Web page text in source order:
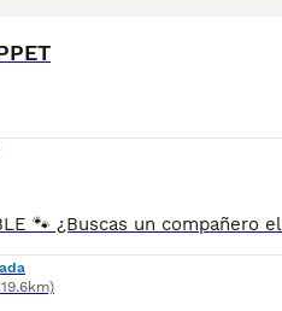
consejos de compra de Whippet